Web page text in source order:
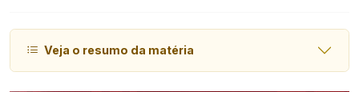
Veja o resumo da matéria